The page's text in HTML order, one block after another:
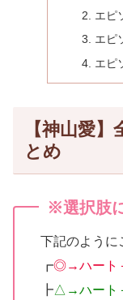
エピ
エピ
エピ
【神山愛
とめ
※選択肢
下記のように
┏◎→ハート
┣△→ハート